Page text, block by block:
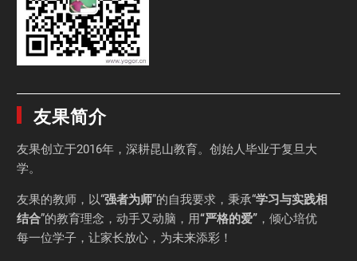
友果简介
友果创立于2016年，深耕昆山教育。创始人毕业于复旦大
学。
友果的教师，以“强者为师”的自我要求，秉承“学习与实践相
结合”的教育理念，动手又动脑，用“严格的爱” ，倾心培优
每一位学子，让家长放心，为未来添彩！